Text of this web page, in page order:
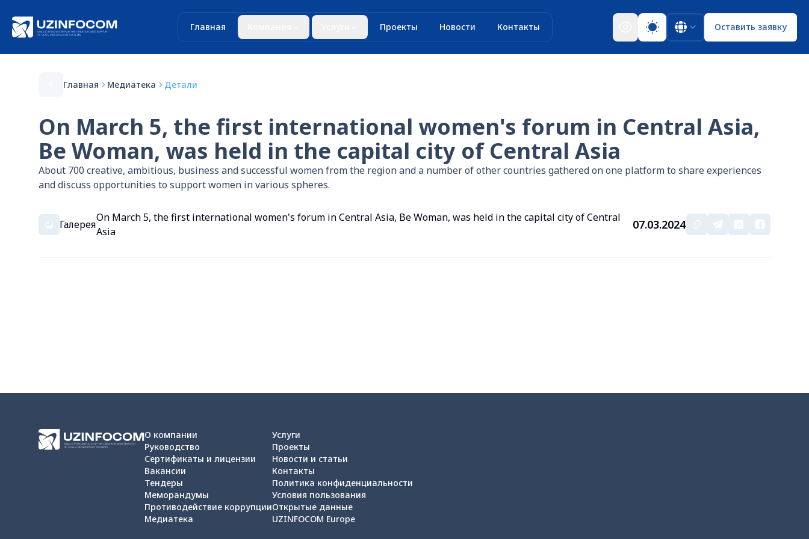
Главная Проекты Новости Контакты Оставить заявку
Главная Медиатека Детали
On March 5, the first international women's forum in Central Asia,
Be Woman, was held in the capital city of Central Asia
About 700 creative, ambitious, business and successful women from the region and a number of other countries gathered on one platform to share experiences
and discuss opportunities to support women in various spheres.
Галерея
On March 5, the first international women's forum in Central Asia, Be Woman, was held in the capital city of Central
Asia
07.03.2024
О компании
Руководство
Сертификаты и лицензии
Вакансии
Тендеры
Меморандумы
Противодействие коррупции
Медиатека
Услуги
Проекты
Новости и статьи
Контакты
Политика конфиденциальности
Условия пользования
Открытые данные
UZINFOCOM Europe